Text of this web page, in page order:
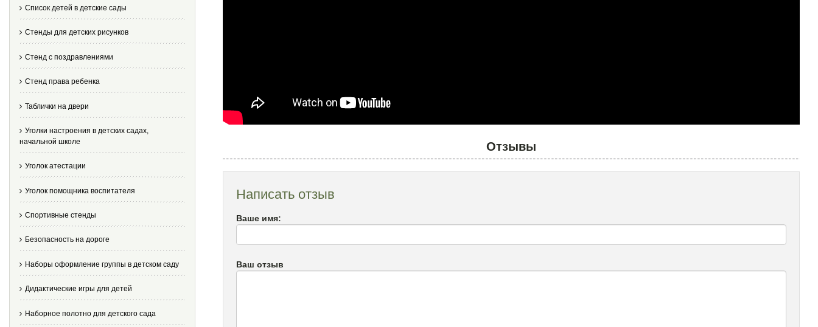
Список детей в детские сады
Стенды для детских рисунков
Стенд с поздравлениями
Стенд права ребенка
Таблички на двери
Уголки настроения в детских садах,
начальной школе
Уголок атестации
Уголок помощника воспитателя
Спортивные стенды
Безопасность на дороге
Наборы оформление группы в детском саду
Дидактические игры для детей
Наборное полотно для детского сада
Отзывы
Написать отзыв
Ваше имя:
Ваш отзыв